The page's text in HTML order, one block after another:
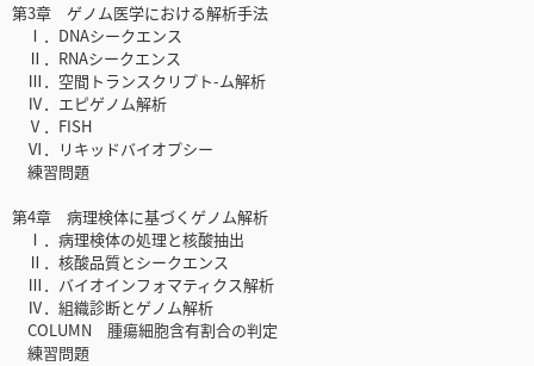
第3章 ゲノム医学における解析手法
Ⅰ．DNAシークエンス
Ⅱ．RNAシークエンス
Ⅲ．空間トランスクリプト-ム解析
Ⅳ．エピゲノム解析
Ⅴ．FISH
Ⅵ．リキッドバイオプシー
練習問題
第4章 病理検体に基づくゲノム解析
Ⅰ．病理検体の処理と核酸抽出
Ⅱ．核酸品質とシークエンス
Ⅲ．バイオインフォマティクス解析
Ⅳ．組織診断とゲノム解析
COLUMN 腫瘍細胞含有割合の判定
練習問題